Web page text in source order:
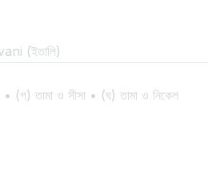
(ইতালি)
(গ) তামা ও সীসা • (ঘ) তামা ও নিকেল